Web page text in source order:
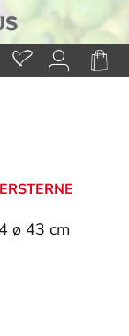
ø 43 cm